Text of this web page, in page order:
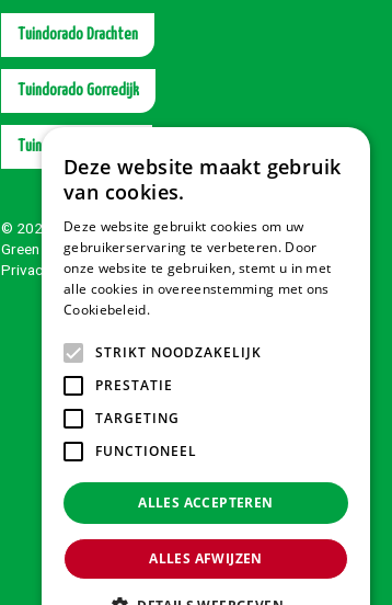
Tuindorado Drachten
Tuindorado Gorredijk
Tuindorado Wolvega
© 2026 Tuindorado
Green Solutions
Privacy policy
Deze website maakt gebruik
van cookies.
Deze website gebruikt cookies om uw
gebruikerservaring te verbeteren. Door
onze website te gebruiken, stemt u in met
alle cookies in overeenstemming met ons
Cookiebeleid.
STRIKT NOODZAKELIJK
PRESTATIE
TARGETING
FUNCTIONEEL
ALLES ACCEPTEREN
ALLES AFWIJZEN